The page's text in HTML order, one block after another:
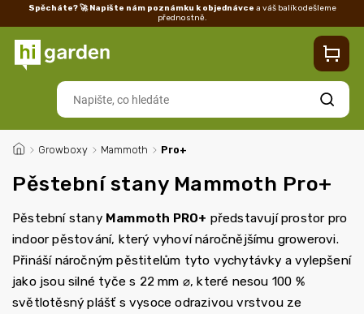
Spěcháte? 🚀 Napište nám poznámku k objednávce a váš balík odešleme
přednostně.
Vrácení/reklamace
Hledat
/ Growboxy / Mammoth / Pro+
Pěstební stany Mammoth Pro+
Pěstební stany Mammoth PRO+ představují prostor pro
indoor pěstování, který vyhoví náročnějšímu growerovi.
Přináší náročným pěstitelům tyto vychytávky a vylepšení
jako jsou silné tyče s 22 mm ⌀, které nesou 100 %
světlotěsný plášť s vysoce odrazivou vrstvou ze